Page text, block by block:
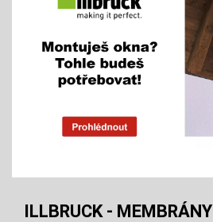
ILLBRUCK - MEMBRÁNY